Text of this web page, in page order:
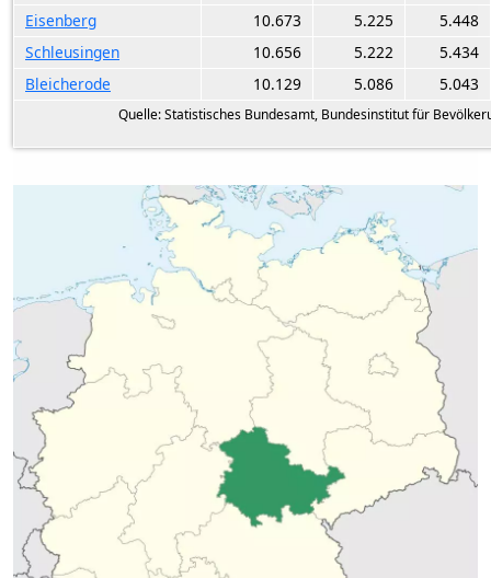
Eisenberg
10.673 5.225
5.448
Schleusingen
10.656 5.222
5.434
Bleicherode
10.129 5.086 5.043
Quelle: Statistisches Bundesamt, Bundesinstitut für